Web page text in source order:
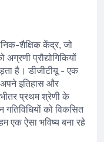
शैक्षिक केंद्र, जो
प्रौद्योगिकियों
है। डीजीटीयू - एक
अपने इतिहास और
भीतर प्रथम श्रेणी के
गतिविधियों को विकसित
एक ऐसा भविष्य बना रहे